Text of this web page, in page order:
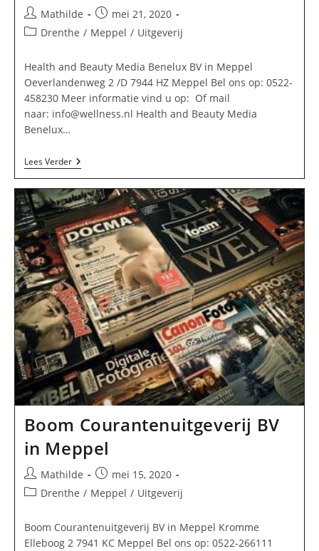
Bericht
auteur:
Mathilde
Bericht
gepubliceerd
op:
mei 21, 2020
Berichtcategorie:
Drenthe / Meppel / Uitgeverij
Health and Beauty Media Benelux BV in Meppel
Oeverlandenweg 2 /D 7944 HZ Meppel Bel ons op: 0522-
458230 Meer informatie vind u op: Of mail
naar: info@wellness.nl Health and Beauty Media
Benelux…
Lees VerderHealth
And
Media
Benelux
BV
In
Meppel
Boom Courantenuitgeverij BV
in Meppel
Bericht
auteur:
Mathilde
Bericht
gepubliceerd
mei 15, 2020
Berichtcategorie:
Drenthe / Meppel / Uitgeverij
Boom Courantenuitgeverij BV in Meppel Kromme
Elleboog 2 7941 KC Meppel Bel ons op: 0522-266111